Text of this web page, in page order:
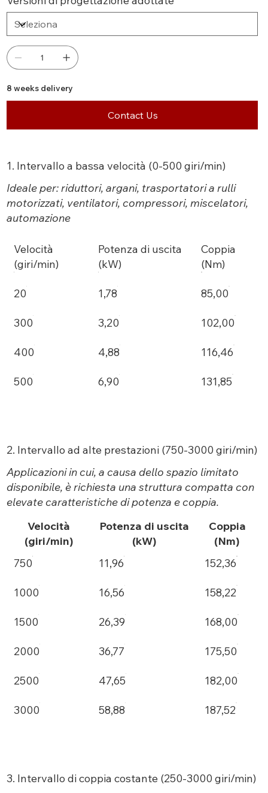
8 weeks delivery
Contact Us
1. Intervallo a bassa velocità (0-500 giri/min)
Ideale per: riduttori, argani, trasportatori a rulli
motorizzati, ventilatori, compressori, miscelatori,
automazione
Velocità
(giri/min)
Potenza di uscita
(kW)
Coppia
(Nm)
20 1,78 85,00
300 3,20 102,00
400 4,88 116,46
500 6,90 131,85
2. Intervallo ad alte prestazioni (750-3000 giri/min)
Applicazioni in cui, a causa dello spazio limitato
disponibile, è richiesta una struttura compatta con
elevate caratteristiche di potenza e coppia.
Velocità
(giri/min)
Potenza di uscita
(kW)
Coppia
(Nm)
750
11,96 152,36
1000 16,56 158,22
1500 26,39 168,00
2000 36,77 175,50
2500 47,65 182,00
3000 58,88 187,52
3. Intervallo di coppia costante (250-3000 giri/min)